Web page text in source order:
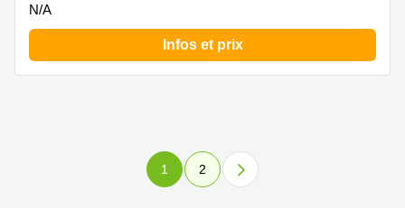
N/A
Infos et prix
1 2